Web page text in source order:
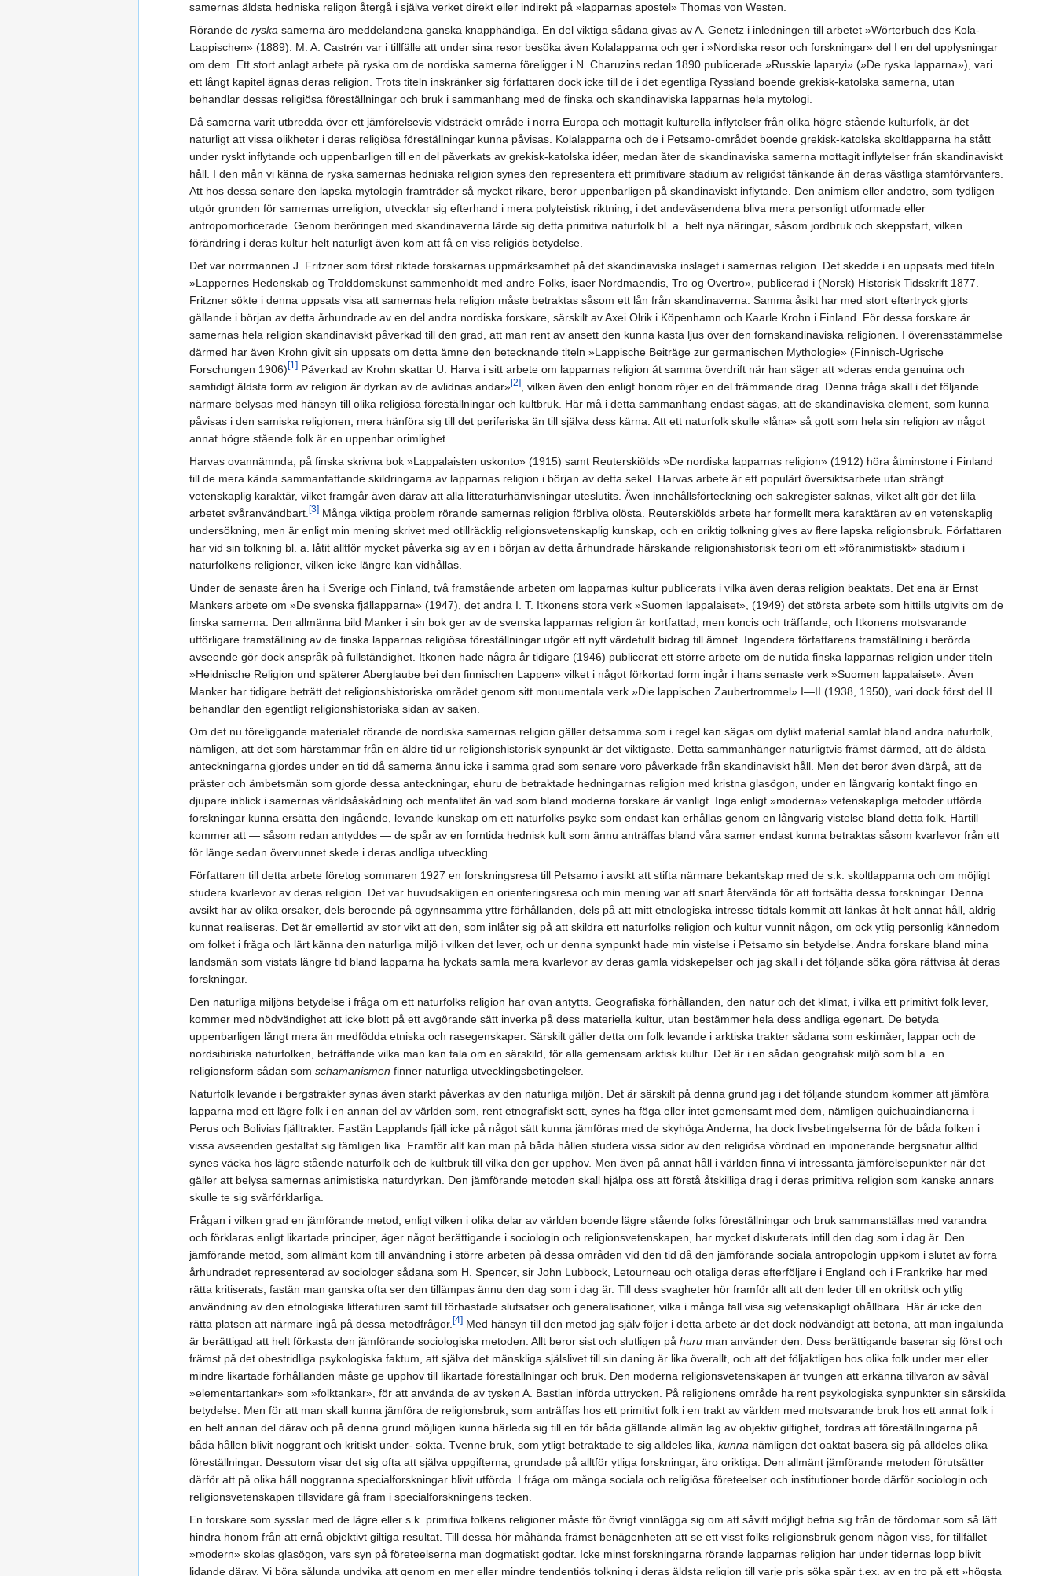
samernas äldsta hedniska religon återgå i själva verket direkt eller indirekt på »lapparnas apostel» Thomas von Westen.
Rörande de ryska samerna äro meddelandena ganska knapphändiga. En del viktiga sådana givas av A. Genetz i inledningen till arbetet »Wörterbuch des Kola-
Lappischen» (1889). M. A. Castrén var i tillfälle att under sina resor besöka även Kolalapparna och ger i »Nordiska resor och forskningar» del I en del upplysningar
om dem. Ett stort anlagt arbete på ryska om de nordiska samerna föreligger i N. Charuzins redan 1890 publicerade »Russkie laparyi» (»De ryska lapparna»), vari
ett långt kapitel ägnas deras religion. Trots titeln inskränker sig författaren dock icke till de i det egentliga Ryssland boende grekisk-katolska samerna, utan
behandlar dessas religiösa föreställningar och bruk i sammanhang med de finska och skandinaviska lapparnas hela mytologi.
Då samerna varit utbredda över ett jämförelsevis vidsträckt område i norra Europa och mottagit kulturella inflytelser från olika högre stående kulturfolk, är det
naturligt att vissa olikheter i deras religiösa föreställningar kunna påvisas. Kolalapparna och de i Petsamo-området boende grekisk-katolska skoltlapparna ha stått
under ryskt inflytande och uppenbarligen till en del påverkats av grekisk-katolska idéer, medan åter de skandinaviska samerna mottagit inflytelser från skandinaviskt
håll. I den mån vi känna de ryska samernas hedniska religion synes den representera ett primitivare stadium av religiöst tänkande än deras västliga stamförvanters.
Att hos dessa senare den lapska mytologin framträder så mycket rikare, beror uppenbarligen på skandinaviskt inflytande. Den animism eller andetro, som tydligen
utgör grunden för samernas urreligion, utvecklar sig efterhand i mera polyteistisk riktning, i det andeväsendena bliva mera personligt utformade eller
antropomorficerade. Genom beröringen med skandinaverna lärde sig detta primitiva naturfolk bl. a. helt nya näringar, såsom jordbruk och skeppsfart, vilken
förändring i deras kultur helt naturligt även kom att få en viss religiös betydelse.
Det var norrmannen J. Fritzner som först riktade forskarnas uppmärksamhet på det skandinaviska inslaget i samernas religion. Det skedde i en uppsats med titeln
»Lappernes Hedenskab og Trolddomskunst sammenholdt med andre Folks, isaer Nordmaendis, Tro og Overtro», publicerad i (Norsk) Historisk Tidsskrift 1877.
Fritzner sökte i denna uppsats visa att samernas hela religion måste betraktas såsom ett lån från skandinaverna. Samma åsikt har med stort eftertryck gjorts
gällande i början av detta århundrade av en del andra nordiska forskare, särskilt av Axei Olrik i Köpenhamn och Kaarle Krohn i Finland. För dessa forskare är
samernas hela religion skandinaviskt påverkad till den grad, att man rent av ansett den kunna kasta ljus över den fornskandinaviska religionen. I överensstämmelse
därmed har även Krohn givit sin uppsats om detta ämne den betecknande titeln »Lappische Beiträge zur germanischen Mythologie» (Finnisch-Ugrische
Forschungen 1906)[1] Påverkad av Krohn skattar U. Harva i sitt arbete om lapparnas religion åt samma överdrift när han säger att »deras enda genuina och
samtidigt äldsta form av religion är dyrkan av de avlidnas andar»[2], vilken även den enligt honom röjer en del främmande drag. Denna fråga skall i det följande
närmare belysas med hänsyn till olika religiösa föreställningar och kultbruk. Här må i detta sammanhang endast sägas, att de skandinaviska element, som kunna
påvisas i den samiska religionen, mera hänföra sig till det periferiska än till själva dess kärna. Att ett naturfolk skulle »låna» så gott som hela sin religion av något
annat högre stående folk är en uppenbar orimlighet.
Harvas ovannämnda, på finska skrivna bok »Lappalaisten uskonto» (1915) samt Reuterskiölds »De nordiska lapparnas religion» (1912) höra åtminstone i Finland
till de mera kända sammanfattande skildringarna av lapparnas religion i början av detta sekel. Harvas arbete är ett populärt översiktsarbete utan strängt
vetenskaplig karaktär, vilket framgår även därav att alla litteraturhänvisningar uteslutits. Även innehållsförteckning och sakregister saknas, vilket allt gör det lilla
arbetet svåranvändbart.[3] Många viktiga problem rörande samernas religion förbliva olösta. Reuterskiölds arbete har formellt mera karaktären av en vetenskaplig
undersökning, men är enligt min mening skrivet med otillräcklig religionsvetenskaplig kunskap, och en oriktig tolkning gives av flere lapska religionsbruk. Författaren
har vid sin tolkning bl. a. låtit alltför mycket påverka sig av en i början av detta århundrade härskande religionshistorisk teori om ett »föranimistiskt» stadium i
naturfolkens religioner, vilken icke längre kan vidhållas.
Under de senaste åren ha i Sverige och Finland, två framstående arbeten om lapparnas kultur publicerats i vilka även deras religion beaktats. Det ena är Ernst
Mankers arbete om »De svenska fjällapparna» (1947), det andra I. T. Itkonens stora verk »Suomen lappalaiset», (1949) det största arbete som hittills utgivits om de
finska samerna. Den allmänna bild Manker i sin bok ger av de svenska lapparnas religion är kortfattad, men koncis och träffande, och Itkonens motsvarande
utförligare framställning av de finska lapparnas religiösa föreställningar utgör ett nytt värdefullt bidrag till ämnet. Ingendera författarens framställning i berörda
avseende gör dock anspråk på fullständighet. Itkonen hade några år tidigare (1946) publicerat ett större arbete om de nutida finska lapparnas religion under titeln
»Heidnische Religion und späterer Aberglaube bei den finnischen Lappen» vilket i något förkortad form ingår i hans senaste verk »Suomen lappalaiset». Även
Manker har tidigare beträtt det religionshistoriska området genom sitt monumentala verk »Die lappischen Zaubertrommel» I—II (1938, 1950), vari dock först del II
behandlar den egentligt religionshistoriska sidan av saken.
Om det nu föreliggande materialet rörande de nordiska samernas religion gäller detsamma som i regel kan sägas om dylikt material samlat bland andra naturfolk,
nämligen, att det som härstammar från en äldre tid ur religionshistorisk synpunkt är det viktigaste. Detta sammanhänger naturligtvis främst därmed, att de äldsta
anteckningarna gjordes under en tid då samerna ännu icke i samma grad som senare voro påverkade från skandinaviskt håll. Men det beror även därpå, att de
präster och ämbetsmän som gjorde dessa anteckningar, ehuru de betraktade hedningarnas religion med kristna glasögon, under en långvarig kontakt fingo en
djupare inblick i samernas världsåskådning och mentalitet än vad som bland moderna forskare är vanligt. Inga enligt »moderna» vetenskapliga metoder utförda
forskningar kunna ersätta den ingående, levande kunskap om ett naturfolks psyke som endast kan erhållas genom en långvarig vistelse bland detta folk. Härtill
kommer att — såsom redan antyddes — de spår av en forntida hednisk kult som ännu anträffas bland våra samer endast kunna betraktas såsom kvarlevor från ett
för länge sedan övervunnet skede i deras andliga utveckling.
Författaren till detta arbete företog sommaren 1927 en forskningsresa till Petsamo i avsikt att stifta närmare bekantskap med de s.k. skoltlapparna och om möjligt
studera kvarlevor av deras religion. Det var huvudsakligen en orienteringsresa och min mening var att snart återvända för att fortsätta dessa forskningar. Denna
avsikt har av olika orsaker, dels beroende på ogynnsamma yttre förhållanden, dels på att mitt etnologiska intresse tidtals kommit att länkas åt helt annat håll, aldrig
kunnat realiseras. Det är emellertid av stor vikt att den, som inlåter sig på att skildra ett naturfolks religion och kultur vunnit någon, om ock ytlig personlig kännedom
om folket i fråga och lärt känna den naturliga miljö i vilken det lever, och ur denna synpunkt hade min vistelse i Petsamo sin betydelse. Andra forskare bland mina
landsmän som vistats längre tid bland lapparna ha lyckats samla mera kvarlevor av deras gamla vidskepelser och jag skall i det följande söka göra rättvisa åt deras
forskningar.
Den naturliga miljöns betydelse i fråga om ett naturfolks religion har ovan antytts. Geografiska förhållanden, den natur och det klimat, i vilka ett primitivt folk lever,
kommer med nödvändighet att icke blott på ett avgörande sätt inverka på dess materiella kultur, utan bestämmer hela dess andliga egenart. De betyda
uppenbarligen långt mera än medfödda etniska och rasegenskaper. Särskilt gäller detta om folk levande i arktiska trakter sådana som eskimåer, lappar och de
nordsibiriska naturfolken, beträffande vilka man kan tala om en särskild, för alla gemensam arktisk kultur. Det är i en sådan geografisk miljö som bl.a. en
religionsform sådan som schamanismen finner naturliga utvecklingsbetingelser.
Naturfolk levande i bergstrakter synas även starkt påverkas av den naturliga miljön. Det är särskilt på denna grund jag i det följande stundom kommer att jämföra
lapparna med ett lägre folk i en annan del av världen som, rent etnografiskt sett, synes ha föga eller intet gemensamt med dem, nämligen quichuaindianerna i
Perus och Bolivias fjälltrakter. Fastän Lapplands fjäll icke på något sätt kunna jämföras med de skyhöga Anderna, ha dock livsbetingelserna för de båda folken i
vissa avseenden gestaltat sig tämligen lika. Framför allt kan man på båda hållen studera vissa sidor av den religiösa vördnad en imponerande bergsnatur alltid
synes väcka hos lägre stående naturfolk och de kultbruk till vilka den ger upphov. Men även på annat håll i världen finna vi intressanta jämförelsepunkter när det
gäller att belysa samernas animistiska naturdyrkan. Den jämförande metoden skall hjälpa oss att förstå åtskilliga drag i deras primitiva religion som kanske annars
skulle te sig svårförklarliga.
Frågan i vilken grad en jämförande metod, enligt vilken i olika delar av världen boende lägre stående folks föreställningar och bruk sammanställas med varandra
och förklaras enligt likartade principer, äger något berättigande i sociologin och religionsvetenskapen, har mycket diskuterats intill den dag som i dag är. Den
jämförande metod, som allmänt kom till användning i större arbeten på dessa områden vid den tid då den jämförande sociala antropologin uppkom i slutet av förra
århundradet representerad av sociologer sådana som H. Spencer, sir John Lubbock, Letourneau och otaliga deras efterföljare i England och i Frankrike har med
rätta kritiserats, fastän man ganska ofta ser den tillämpas ännu den dag som i dag är. Till dess svagheter hör framför allt att den leder till en okritisk och ytlig
användning av den etnologiska litteraturen samt till förhastade slutsatser och generalisationer, vilka i många fall visa sig vetenskapligt ohållbara. Här är icke den
rätta platsen att närmare ingå på dessa metodfrågor.[4] Med hänsyn till den metod jag själv följer i detta arbete är det dock nödvändigt att betona, att man ingalunda
är berättigad att helt förkasta den jämförande sociologiska metoden. Allt beror sist och slutligen på huru man använder den. Dess berättigande baserar sig först och
främst på det obestridliga psykologiska faktum, att själva det mänskliga själslivet till sin daning är lika överallt, och att det följaktligen hos olika folk under mer eller
mindre likartade förhållanden måste ge upphov till likartade föreställningar och bruk. Den moderna religionsvetenskapen är tvungen att erkänna tillvaron av såväl
»elementartankar» som »folktankar», för att använda de av tysken A. Bastian införda uttrycken. På religionens område ha rent psykologiska synpunkter sin särskilda
betydelse. Men för att man skall kunna jämföra de religionsbruk, som anträffas hos ett primitivt folk i en trakt av världen med motsvarande bruk hos ett annat folk i
en helt annan del därav och på denna grund möjligen kunna härleda sig till en för båda gällande allmän lag av objektiv giltighet, fordras att föreställningarna på
båda hållen blivit noggrant och kritiskt under- sökta. Tvenne bruk, som ytligt betraktade te sig alldeles lika, kunna nämligen det oaktat basera sig på alldeles olika
föreställningar. Dessutom visar det sig ofta att själva uppgifterna, grundade på alltför ytliga forskningar, äro oriktiga. Den allmänt jämförande metoden förutsätter
därför att på olika håll noggranna specialforskningar blivit utförda. I fråga om många sociala och religiösa företeelser och institutioner borde därför sociologin och
religionsvetenskapen tillsvidare gå fram i specialforskningens tecken.
En forskare som sysslar med de lägre eller s.k. primitiva folkens religioner måste för övrigt vinnlägga sig om att såvitt möjligt befria sig från de fördomar som så lätt
hindra honom från att ernå objektivt giltiga resultat. Till dessa hör måhända främst benägenheten att se ett visst folks religionsbruk genom någon viss, för tillfället
»modern» skolas glasögon, vars syn på företeelserna man dogmatiskt godtar. Icke minst forskningarna rörande lapparnas religion har under tidernas lopp blivit
lidande därav. Vi böra sålunda undvika att genom en mer eller mindre tendentiös tolkning i deras äldsta religion till varje pris söka spår t.ex. av en tro på ett »högsta